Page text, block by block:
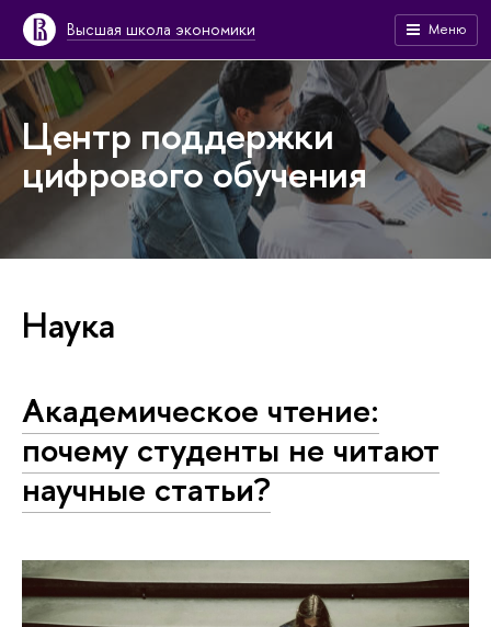
Высшая школа экономики Меню
Центр поддержки
цифрового обучения
Наука
Академическое чтение:
почему студенты не читают
научные статьи?